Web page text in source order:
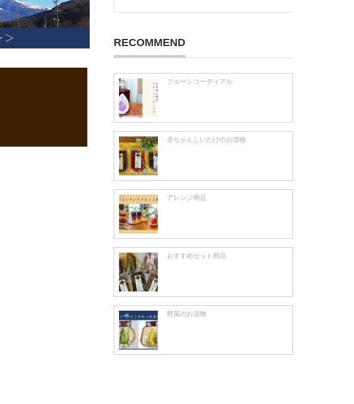
RECOMMEND
プルーンコーディアル
赤ちゃんしいたけのお漬物
アレンジ商品
おすすめセット商品
野菜のお漬物